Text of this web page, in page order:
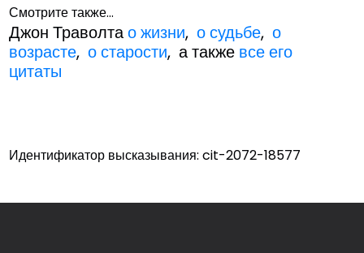
Смотрите также...
Джон Траволтао жизни,о судьбе,о
возрасте,о старости, а также все его
цитаты
Идентификатор высказывания: cit-2072-18577